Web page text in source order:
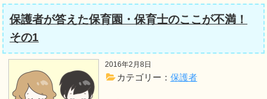
保護者が答えた保育園・保育士のここが不満！
その1
2016年2月8日
カテゴリー： 保護者